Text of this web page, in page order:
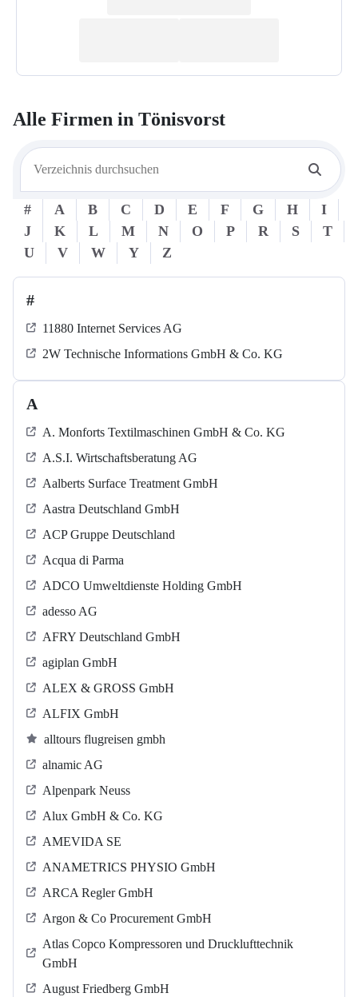
Alle Firmen in Tönisvorst
# A B C D E F G H
I
J
K L M N O P R S
T
U
V W Y Z
#
11880 Internet Services AG
2W Technische Informations GmbH & Co. KG
A
A. Monforts Textilmaschinen GmbH & Co. KG
A.S.I. Wirtschaftsberatung AG
Aalberts Surface Treatment GmbH
Aastra Deutschland GmbH
ACP Gruppe Deutschland
Acqua di Parma
ADCO Umweltdienste Holding GmbH
adesso AG
AFRY Deutschland GmbH
agiplan GmbH
ALEX & GROSS GmbH
ALFIX GmbH
alltours flugreisen gmbh
alnamic AG
Alpenpark Neuss
Alux GmbH & Co. KG
AMEVIDA SE
ANAMETRICS PHYSIO GmbH
ARCA Regler GmbH
Argon & Co Procurement GmbH
Atlas Copco Kompressoren und Drucklufttechnik
GmbH
August Friedberg GmbH